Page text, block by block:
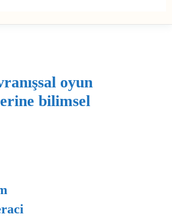
oyun
bilimsel